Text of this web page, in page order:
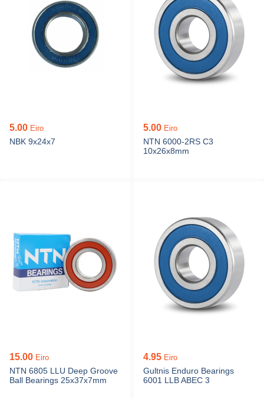
5.00 Eiro
NBK 9x24x7
5.00 Eiro
NTN 6000-2RS C3
10x26x8mm
15.00 Eiro
NTN 6805 LLU Deep Groove
Ball Bearings 25x37x7mm
4.95 Eiro
Gultnis Enduro Bearings
6001 LLB ABEC 3